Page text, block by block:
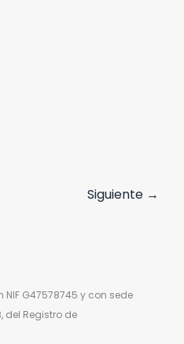
Siguiente →
NIF G47578745 y con sede
del Registro de